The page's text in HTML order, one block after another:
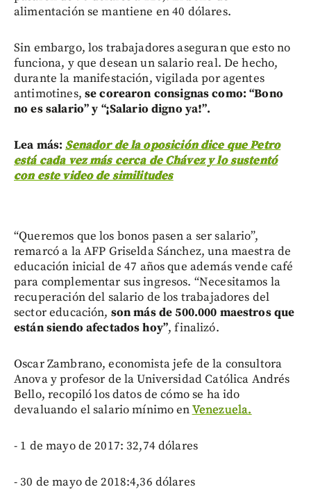
alimentación se mantiene en 40 dólares.
Sin embargo, los trabajadores aseguran que esto no
funciona, y que desean un salario real. De hecho,
durante la manifestación, vigilada por agentes
antimotines, se corearon consignas como: “Bono
no es salario” y “¡Salario digno ya!”.
Lea más:Senador de la oposición dice que Petro
está cada vez más cerca de Chávez y lo sustentó
con este video de similitudes
“Queremos que los bonos pasen a ser salario”,
remarcó a la AFP Griselda Sánchez, una maestra de
educación inicial de 47 años que además vende café
para complementar sus ingresos. “Necesitamos la
recuperación del salario de los trabajadores del
sector educación, son más de 500.000 maestros que
están siendo afectados hoy”, finalizó.
Oscar Zambrano, economista jefe de la consultora
Anova y profesor de la Universidad Católica Andrés
Bello, recopiló los datos de cómo se ha ido
devaluando el salario mínimo enVenezuela.
- 1 de mayo de 2017: 32,74 dólares
- 30 de mayo de 2018:4,36 dólares